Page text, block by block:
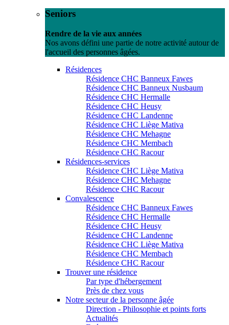
Seniors
Rendre de la vie aux années
Nos avons défini une partie de notre activité autour de
l'accueil des personnes âgées.
Résidences
Résidence CHC Banneux Fawes
Résidence CHC Banneux Nusbaum
Résidence CHC Hermalle
Résidence CHC Heusy
Résidence CHC Landenne
Résidence CHC Liège Mativa
Résidence CHC Mehagne
Résidence CHC Membach
Résidence CHC Racour
Résidences-services
Résidence CHC Liège Mativa
Résidence CHC Mehagne
Résidence CHC Racour
Convalescence
Résidence CHC Banneux Fawes
Résidence CHC Hermalle
Résidence CHC Heusy
Résidence CHC Landenne
Résidence CHC Liège Mativa
Résidence CHC Membach
Résidence CHC Racour
Trouver une résidence
Par type d'hébergement
Près de chez vous
Notre secteur de la personne âgée
Direction - Philosophie et points forts
Actualités